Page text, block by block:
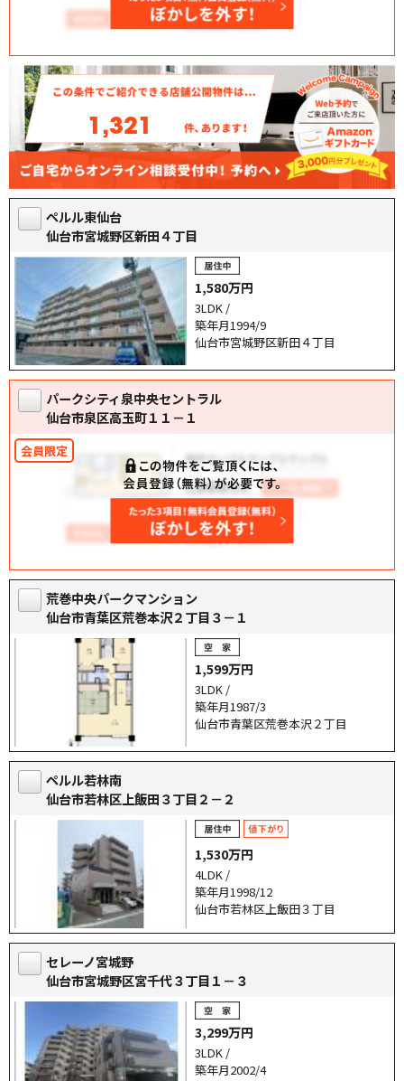
1,321
ペルル東仙台
仙台市宮城野区新田４丁目
1,580万円
3LDK /
築年月1994/9
仙台市宮城野区新田４丁目
パークシティ泉中央セントラル
仙台市泉区高玉町１１－１
荒巻中央パークマンション
仙台市青葉区荒巻本沢２丁目３－１
1,599万円
3LDK /
築年月1987/3
仙台市青葉区荒巻本沢２丁目
ペルル若林南
仙台市若林区上飯田３丁目２－２
1,530万円
4LDK /
築年月1998/12
仙台市若林区上飯田３丁目
セレーノ宮城野
仙台市宮城野区宮千代３丁目１－３
3,299万円
3LDK /
築年月2002/4